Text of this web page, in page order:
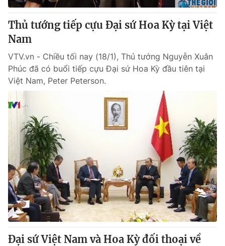
Thủ tướng tiếp cựu Đại sứ Hoa Kỳ tại Việt
Nam
VTV.vn - Chiều tối nay (18/1), Thủ tướng Nguyễn Xuân
Phúc đã có buổi tiếp cựu Đại sứ Hoa Kỳ đầu tiên tại
Việt Nam, Peter Peterson.
Đại sứ Việt Nam và Hoa Kỳ đối thoại về